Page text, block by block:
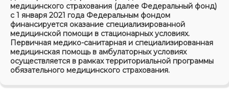
медицинского страхования (далее Федеральный фонд)
с 1 января 2021 года Федеральным фондом
финансируется оказание специализированной
медицинской помощи в стационарных условиях.
Первичная медико-санитарная и специализированная
медицинская помощь в амбулаторных условиях
осуществляется в рамках территориальной программы
обязательного медицинского страхования.